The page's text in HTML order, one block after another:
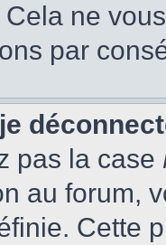
Cela ne
par
pas la case
au forum,
Cette